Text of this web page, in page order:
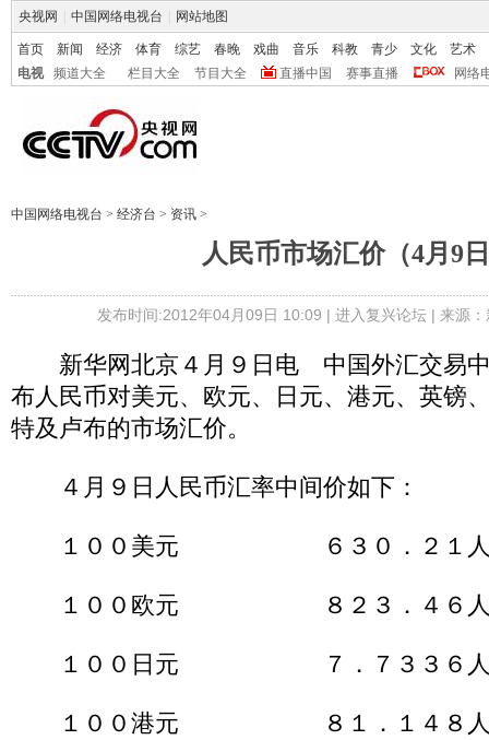
央视网 中国网络电视台 网站地图
首页 新闻 经济 体育 综艺 春晚 戏曲 音乐 科教 青少 文化
艺术
电视
频道大全 栏目大全 节目大全 直播中国 赛事直播 网络
中国网络电视台 > 经济台 > 资讯 >
人民币市场汇价（4月9
发布时间:2012年04月09日 10:09 | 进入复兴论坛| 来源
新华网北京４月９日电 中国外汇交易中
布人民币对美元、欧元、日元、港元、英镑
特及卢布的市场汇价。
４月９日人民币汇率中间价如下：
１００美元 ６３０．２１人
１００欧元 ８２３．４６人
１００日元 ７．７３３６人
１００港元 ８１．１４８人